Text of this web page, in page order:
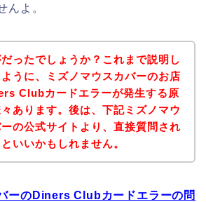
んよ。
ったでしょうか？これまで説明し
うに、ミズノマウスカバーのお店
Clubカードエラーが発生する原
々あります。後は、下記ミズノマウ
ーの公式サイトより、直接質問され
いいかもしれません。
ーのDiners Clubカードエラーの問